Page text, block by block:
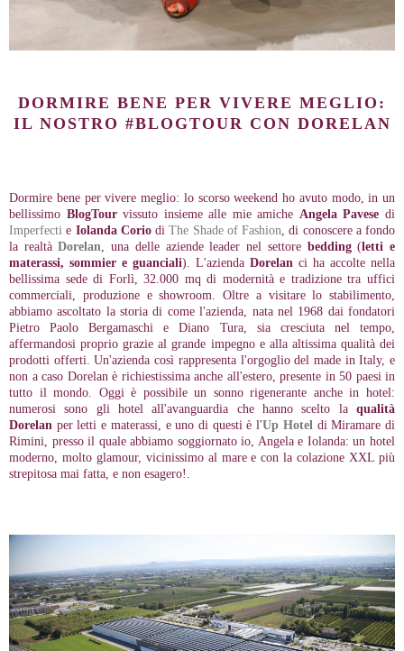
DORMIRE BENE PER VIVERE MEGLIO:
IL NOSTRO #BLOGTOUR CON DORELAN
Dormire bene per vivere meglio: lo scorso weekend ho avuto modo, in un
bellissimo BlogTourvissuto insieme alle mie amiche Angela Pavese di
Imperfecti e Iolanda CoriodiThe Shade of Fashion, di conoscere a fondo
la realtàDorelan, una delle aziende leader nel settore bedding(letti e
materassi, sommier e guanciali). L'azienda Dorelan ci ha accolte nella
bellissima sede di Forlì, 32.000 mq di modernità e tradizione tra uffici
commerciali, produzione e showroom. Oltre a visitare lo stabilimento,
abbiamo ascoltato la storia di come l'azienda, nata nel 1968 dai fondatori
Pietro Paolo Bergamaschi e Diano Tura, sia cresciuta nel tempo,
affermandosi proprio grazie al grande impegno e alla altissima qualità dei
prodotti offerti. Un'azienda così rappresenta l'orgoglio del made in Italy, e
non a caso Dorelan è richiestissima anche all'estero, presente in 50 paesi in
tutto il mondo. Oggi è possibile un sonno rigenerante anche in hotel:
numerosi sono gli hotel all'avanguardia che hanno scelto la qualità
Dorelan per letti e materassi, e uno di questi è l'Up Hoteldi Miramare di
Rimini, presso il quale abbiamo soggiornato io, Angela e Iolanda: un hotel
moderno, molto glamour, vicinissimo al mare e con la colazione XXL più
strepitosa mai fatta, e non esagero!.